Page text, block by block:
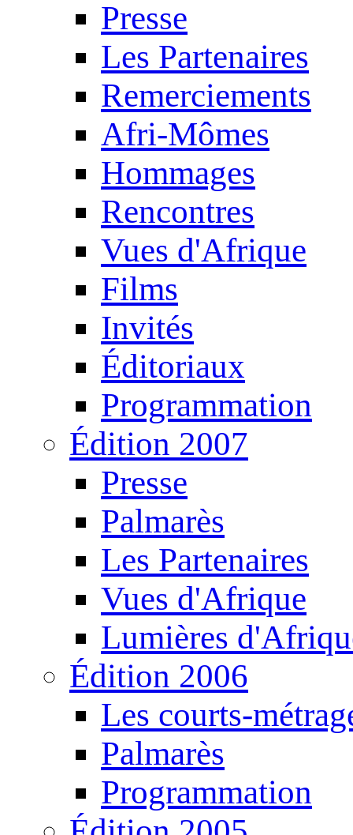
Presse
Les Partenaires
Remerciements
Afri-Mômes
Hommages
Rencontres
Vues d'Afrique
Films
Invités
Éditoriaux
Programmation
Édition 2007
Presse
Palmarès
Les Partenaires
Vues d'Afrique
Lumières
Édition 2006
Les courts-
Palmarès
Programmation